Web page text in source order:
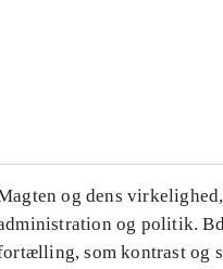
og dens
og politik.
som kontrast og